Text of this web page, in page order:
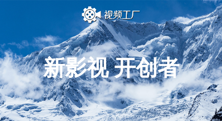
新影视 开创者